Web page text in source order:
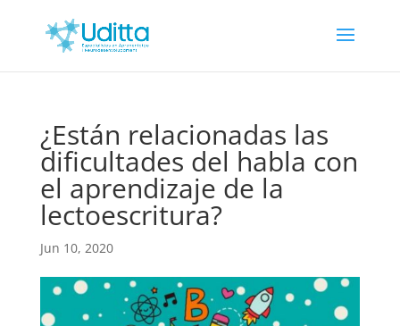
¿Están relacionadas las
dificultades del habla con
el aprendizaje de la
lectoescritura?
Jun 10, 2020